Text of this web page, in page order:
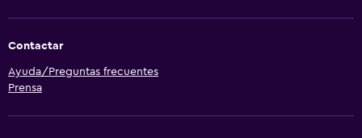
Contactar
Ayuda/Preguntas frecuentes
Prensa